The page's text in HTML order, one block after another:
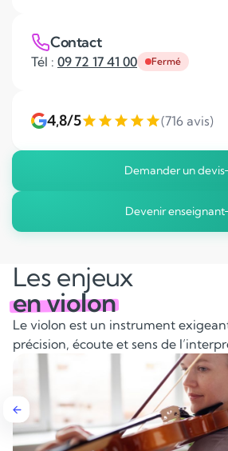
Contact
Tél : 09 72 17 41 00 Fermé
4,8/5 (716 avis)
Demander un devis
Devenir enseignant
Les enjeux
en violon
Le violon est un instrument
précision, écoute et sens de